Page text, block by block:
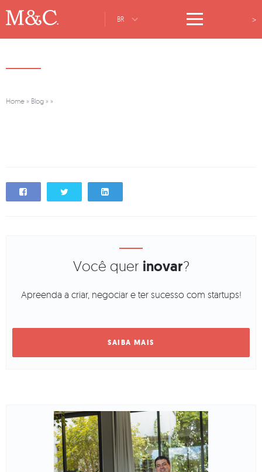
BR >
Home » Blog » »
Você quer inovar?
Apreenda a criar, negociar e ter sucesso com startups!